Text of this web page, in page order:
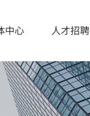
中心 人才招聘
人才招聘